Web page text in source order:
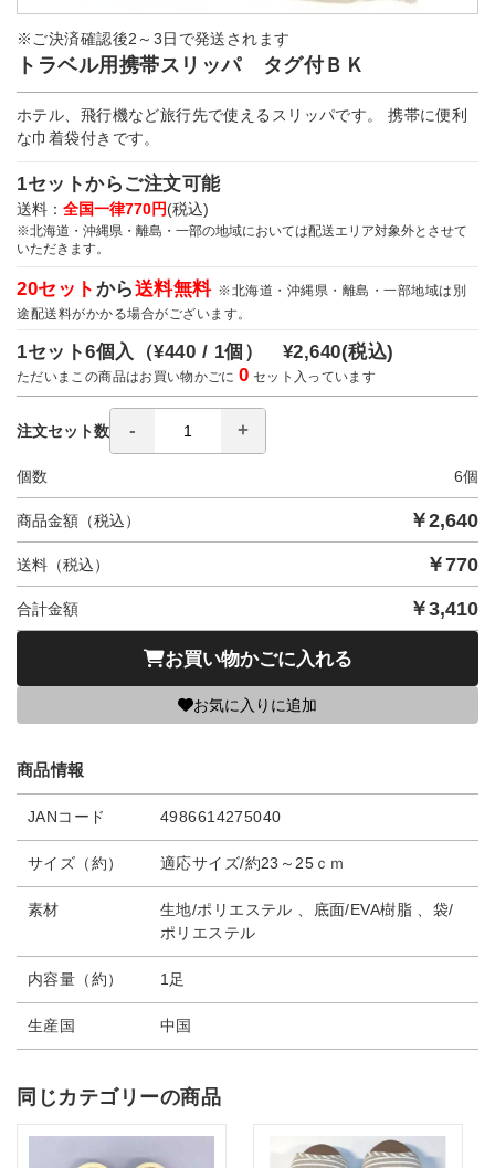
※ご決済確認後2～3日で発送されます
トラベル用携帯スリッパ タグ付ＢＫ
ホテル、飛行機など旅行先で使えるスリッパです。 携帯に便利
な巾着袋付きです。
1セットからご注文可能
送料： 全国一律770円(税込)
※北海道・沖縄県・離島・一部の地域においては配送エリア対象外とさせて
いただきます。
20セット から送料無料 ※北海道・沖縄県・離島・一部地域は別
途配送料がかかる場合がございます。
1セット6個入（¥440 / 1個） ¥2,640(税込)
ただいまこの商品はお買い物かごに0 セット入っています
注文セット数
個数 6個
商品金額（税込） ￥2,640
送料（税込） ￥770
合計金額 ￥3,410
お買い物かごに入れる
お気に入りに追加
商品情報
JANコード 4986614275040
サイズ（約） 適応サイズ/約23～25ｃｍ
素材
生地/ポリエステル 、底面/EVA樹脂 、袋/
ポリエステル
内容量（約） 1足
生産国 中国
同じカテゴリーの商品